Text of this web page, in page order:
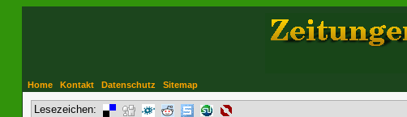
Home Kontakt Datenschutz Sitemap
Lesezeichen: